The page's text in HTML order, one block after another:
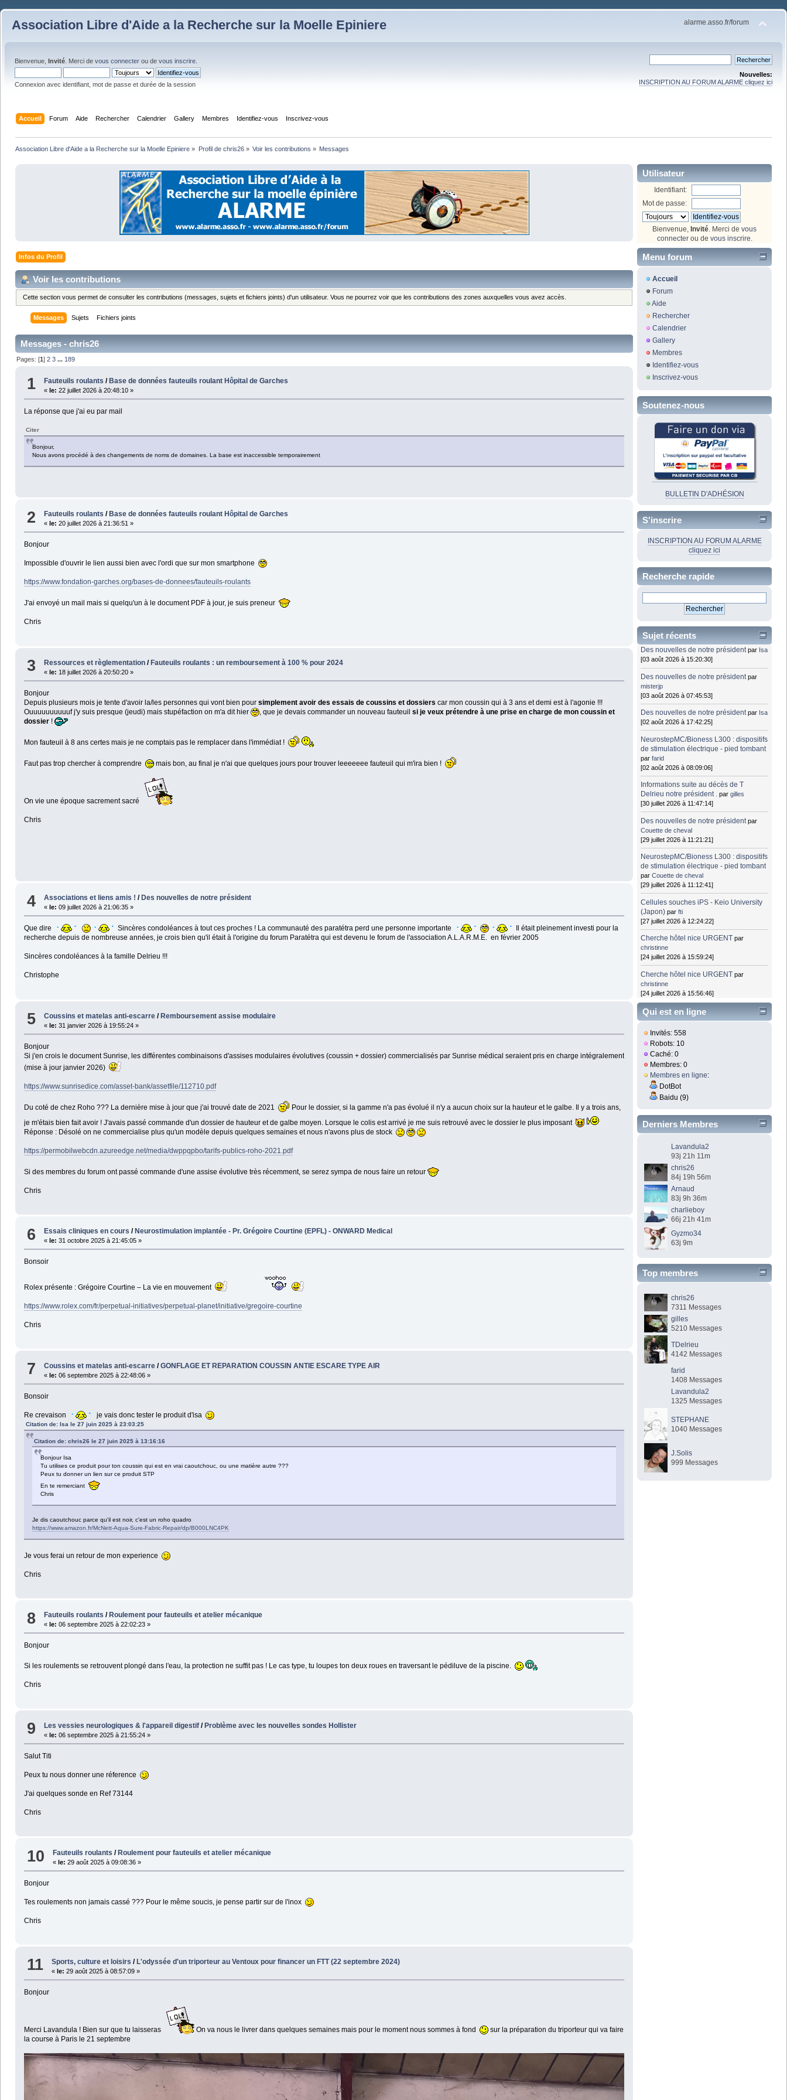
Association Libre d'Aide a la Recherche sur la Moelle Epiniere alarme.asso.fr/forum
Bienvenue, Invité . Merci de vous connecter ou de vous inscrire
Connexion avec identifiant, mot de passe et durée de la session
Nouvelles:
INSCRIPTION AU FORUM ALARME cliquez ici
Accueil Forum Aide Rechercher Calendrier Gallery Membres Identifiez-vous Inscrivez-vous
Association Libre d'Aide a la Recherche sur la Moelle Epiniere » Profil de chris26» Voir les contributions » Messages
Infos du Profil
Voir les contributions
Cette section vous permet de consulter les contributions (messages, sujets et fichiers joints) d'un utilisateur. Vous ne pourrez voir que les contributions des zones auxquelles vous avez accès.
Messages Sujets Fichiers joints
Messages - chris26
Pages: [1]2 3 ...189
1 Fauteuils roulants / Base de données fauteuils roulant Hôpital de Garches
«le: 22 juillet 2026 à 20:48:10 »
La réponse que j'ai eu par mail
Citer
Bonjour,
Nous avons procédé à des changements de noms de domaines. La base est inaccessible temporairement
2 Fauteuils roulants / Base de données fauteuils roulant Hôpital de Garches
« le: 20 juillet 2026 à 21:36:51 »
Bonjour
Impossible d'ouvrir le lien aussi bien avec l'ordi que sur mon smartphone
https://www.fondation-garches.org/bases-de-donnees/fauteuils-roulants
J'ai envoyé un mail mais si quelqu'un à le document PDF à jour, je suis preneur
Chris
3 Ressources et règlementation /Fauteuils roulants : un remboursement à 100 % pour 2024
«le: 18 juillet 2026 à 20:50:20 »
Bonjour
Depuis plusieurs mois je tente d'avoir la/les personnes qui vont bien pour simplement avoir des essais de coussins et dossiers car mon coussin qui à 3 ans et demi est à l'agonie !!!
Ouuuuuuuuuuf j'y suis presque (jeudi) mais stupéfaction on m'a dit hier
, que je devais commander un nouveau fauteuil si je veux prétendre à une prise en charge de mon coussin et
dossier!
Mon fauteuil à 8 ans certes mais je ne comptais pas le remplacer dans l'immédiat !
Faut pas trop chercher à comprendre mais bon, au final je n'ai que quelques jours pour trouver leeeeeee fauteuil qui m'ira bien !
On vie une époque sacrement sacré
Chris
4 Associations et liens amis ! / Des nouvelles de notre président
« le: 09 juillet 2026 à 21:06:35 »
Que dire Sincères condoléances à tout ces proches ! La communauté des paratétra perd une personne importante
Il était pleinement investi pour la
recherche depuis de nombreuse années, je crois bien qu'il était à l'origine du forum Paratétra qui est devenu le forum de l'association A.L.A.R.M.E. en février 2005
Sincères condoléances à la famille Delrieu !!!
Christophe
5 Coussins et matelas anti-escarre /Remboursement assise modulaire
«le: 31 janvier 2026 à 19:55:24 »
Bonjour
Si j'en crois le document Sunrise, les différentes combinaisons d'assises modulaires évolutives (coussin + dossier) commercialisés par Sunrise médical seraient pris en charge intégralement
(mise à jour janvier 2026)
https://www.sunrisedice.com/asset-bank/assetfile/112710.pdf
Du coté de chez Roho ??? La dernière mise à jour que j'ai trouvé date de 2021
Pour le dossier, si la gamme n'a pas évolué il n'y a aucun choix sur la hauteur et le galbe. Il y a trois ans,
je m'étais bien fait avoir ! J'avais passé commande d'un dossier de hauteur et de galbe moyen. Lorsque le colis est arrivé je me suis retrouvé avec le dossier le plus imposant
Réponse : Désolé on ne commercialise plus qu'un modèle depuis quelques semaines et nous n'avons plus de stock
https://permobilwebcdn.azureedge.net/media/dwppqpbo/tarifs-publics-roho-2021.pdf
Si des membres du forum ont passé commande d'une assise évolutive très récemment, se serez sympa de nous faire un retour
Chris
6 Essais cliniques en cours / Neurostimulation implantée - Pr. Grégoire Courtine (EPFL) - ONWARD Medical
« le: 31 octobre 2025 à 21:45:05 »
Bonsoir
Rolex présente : Grégoire Courtine – La vie en mouvement
https://www.rolex.com/fr/perpetual-initiatives/perpetual-planet/initiative/gregoire-courtine
Chris
7 Coussins et matelas anti-escarre /GONFLAGE ET REPARATION COUSSIN ANTIE ESCARE TYPE AIR
«le: 06 septembre 2025 à 22:48:06 »
Bonsoir
Re crevaison je vais donc tester le produit d'isa
Citation de: Isa le 27 juin 2025 à 23:03:25
Citation de: chris26 le 27 juin 2025 à 13:16:16
Bonjour Isa
Tu utilises ce produit pour ton coussin qui est en vrai caoutchouc, ou une matière autre ???
Peux tu donner un lien sur ce produit STP
En te remerciant
Chris
Je dis caoutchouc parce qu'il est noir, c'est un roho quadro
https://www.amazon.fr/McNett-Aqua-Sure-Fabric-Repair/dp/B000LNC4PK
Je vous ferai un retour de mon experience
Chris
8 Fauteuils roulants / Roulement pour fauteuils et atelier mécanique
«le: 06 septembre 2025 à 22:02:23 »
Bonjour
Si les roulements se retrouvent plongé dans l'eau, la protection ne suffit pas ! Le cas type, tu loupes ton deux roues en traversant le pédiluve de la piscine.
Chris
9 Les vessies neurologiques & l'appareil digestif /Problème avec les nouvelles sondes Hollister
«le: 06 septembre 2025 à 21:55:24 »
Salut Titi
Peux tu nous donner une réference
J'ai quelques sonde en Ref 73144
Chris
10 Fauteuils roulants / Roulement pour fauteuils et atelier mécanique
«le: 29 août 2025 à 09:08:36 »
Bonjour
Tes roulements non jamais cassé ??? Pour le même soucis, je pense partir sur de l'inox
Chris
11 Sports, culture et loisirs /L'odyssée d'un triporteur au Ventoux pour financer un FTT (22 septembre 2024)
«le: 29 août 2025 à 08:57:09 »
Bonjour
Merci Lavandula ! Bien sur que tu laisseras On va nous le livrer dans quelques semaines mais pour le moment nous sommes à fond
sur la préparation du triporteur qui va faire
la course à Paris le 21 septembre
Utilisateur
Identifiant:
Mot de passe:
Bienvenue, Invité . Merci de vous
connecterou de vous inscrire
Menu forum
Accueil
Forum
Aide
Rechercher
Calendrier
Gallery
Membres
Identifiez-vous
Inscrivez-vous
Soutenez-nous
BULLETIN D'ADHÉSION
S'inscrire
INSCRIPTION AU FORUM ALARME
cliquez ici
Recherche rapide
Sujet récents
Des nouvelles de notre président par Isa
[03 août 2026 à 15:20:30]
Des nouvelles de notre président par
misterjp
[03 août 2026 à 07:45:53]
Des nouvelles de notre président par Isa
[02 août 2026 à 17:42:25]
NeurostepMC/Bioness L300 : dispositifs
de stimulation électrique - pied tombant
parfarid
[02 août 2026 à 08:09:06]
Informations suite au décès de T
Delrieu notre président . pargilles
[30 juillet 2026 à 11:47:14]
Des nouvelles de notre président par
Couette de cheval
[29 juillet 2026 à 11:21:21]
NeurostepMC/Bioness L300 : dispositifs
de stimulation électrique - pied tombant
parCouette de cheval
[29 juillet 2026 à 11:12:41]
Cellules souches iPS - Keio University
(Japon) parfti
[27 juillet 2026 à 12:24:22]
Cherche hôtel nice URGENT par
christinne
[24 juillet 2026 à 15:59:24]
Cherche hôtel nice URGENT par
christinne
[24 juillet 2026 à 15:56:46]
Qui est en ligne
Invités: 558
Robots: 10
Caché: 0
Membres: 0
Membres en ligne:
DotBot
Baidu (9)
Derniers Membres
Lavandula2
93j 21h 11m
chris26
84j 19h 56m
Arnaud
83j 9h 36m
charlieboy
66j 21h 41m
Gyzmo34
63j 9m
Top membres
chris26
7311 Messages
gilles
5210 Messages
TDelrieu
4142 Messages
farid
1408 Messages
Lavandula2
1325 Messages
STEPHANE
1040 Messages
J.Solis
999 Messages